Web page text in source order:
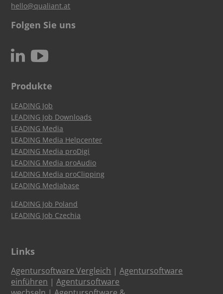
hello@qualiant.at
Folgen Sie uns
N c
Produkte
LEADING Job
LEADING Job Downloads
LEADING Media
LEADING Media Helpcenter
LEADING Media proDigi
LEADING Media proAudio
LEADING Media proClipping
LEADING Mediabase
LEADING Job Poland
LEADING Job Czechia
Links
Agentursoftware Vergleich |Agentursoftware
einführen |Agentursoftware